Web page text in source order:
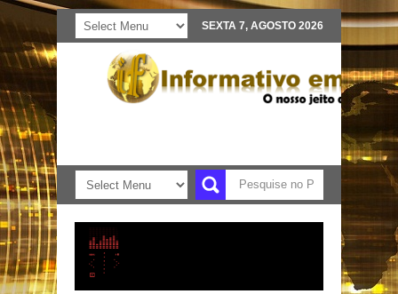
SEXTA 7, AGOSTO 2026